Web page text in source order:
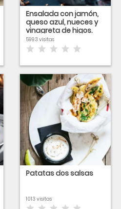
Ensalada con jamón,
queso azul, nueces y
vinagreta de higos.
5993 visitas
Patatas dos salsas
1013 visitas